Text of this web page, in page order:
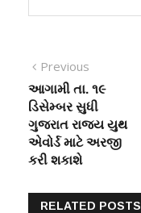
Post
navigation
Previous
post:
આગામી તા. ૧૯
ડિસેમ્બર સુધી
ગુજરાત રાજ્ય યુથ
એવોર્ડ માટે અરજી
કરી શકાશે
RELATED POSTS